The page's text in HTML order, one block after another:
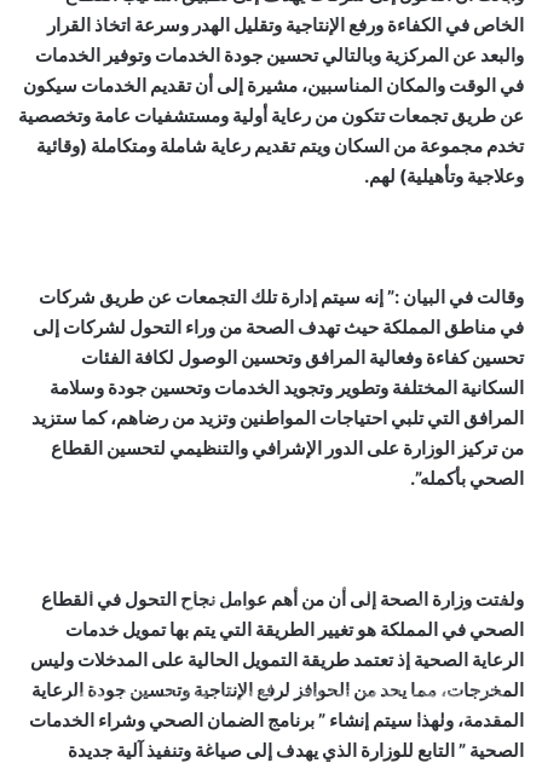
الخاص في الكفاءة ورفع الإنتاجية وتقليل الهدر وسرعة اتخاذ القرار
والبعد عن المركزية وبالتالي تحسين جودة الخدمات وتوفير الخدمات
في الوقت والمكان المناسبين، مشيرة إلى أن تقديم الخدمات سيكون
عن طريق تجمعات تتكون من رعاية أولية ومستشفيات عامة وتخصصية
تخدم مجموعة من السكان ويتم تقديم رعاية شاملة ومتكاملة (وقائية
وعلاجية وتأهيلية) لهم.
وقالت في البيان :” إنه سيتم إدارة تلك التجمعات عن طريق شركات
في مناطق المملكة حيث تهدف الصحة من وراء التحول لشركات إلى
تحسين كفاءة وفعالية المرافق وتحسين الوصول لكافة الفئات
السكانية المختلفة وتطوير وتجويد الخدمات وتحسين جودة وسلامة
المرافق التي تلبي احتياجات المواطنين وتزيد من رضاهم، كما ستزيد
من تركيز الوزارة على الدور الإشرافي والتنظيمي لتحسين القطاع
الصحي بأكمله”.
ولفتت وزارة الصحة إلى أن من أهم عوامل نجاح التحول في القطاع
الصحي في المملكة هو تغيير الطريقة التي يتم بها تمويل خدمات
الرعاية الصحية إذ تعتمد طريقة التمويل الحالية على المدخلات وليس
المخرجات، مما يحد من الحوافز لرفع الإنتاجية وتحسين جودة الرعاية
المقدمة، ولهذا سيتم إنشاء ” برنامج الضمان الصحي وشراء الخدمات
الصحية ” التابع للوزارة الذي يهدف إلى صياغة وتنفيذ آلية جديدة
بالصور: 800 متر من الرعب في بامبلونا.. ثيران هائجة تسحق
المغامرين ولن تصدق ما يحدث في «حلبة الموت»!
ثنائية بيلينغهام القاتلة تقود إنجلترا لعبور النرويج إلى نصف نهائي
مونديال 2026